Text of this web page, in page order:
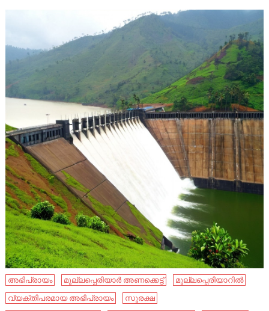
അഭിപ്രായം മുല്ലപ്പെരിയാര്‍ അണക്കെട്ട്
മുല്ലപ്പെരിയാറിൽ
വ്യക്തിപരമായ അഭിപ്രായം
സുരക്ഷ